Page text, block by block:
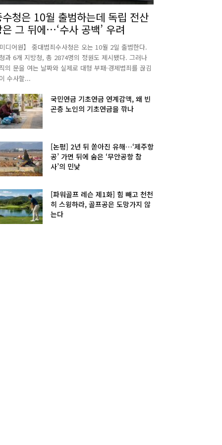
청은 10월 출범하는데 독립 전산
그 뒤에…‘수사 공백’ 우려
디어원】 중대범죄수사청은 오는 10월 2일 출범한다.
과 6개 지방청, 총 2874명의 정원도 제시됐다. 그러나
의 문을 여는 날짜와 실제로 대형 부패·경제범죄를 끊김
수사할...
국민연금 기초연금 연계감액, 왜 빈
곤층 노인의 기초연금을 깎나
[논평] 2년 뒤 쏟아진 유해…‘제주항
공’ 가면 뒤에 숨은 ‘무안공항 참
사’의 민낯
[파워골프 레슨 제1화] 힘 빼고 천천
히 스윙하라, 골프공은 도망가지 않
는다